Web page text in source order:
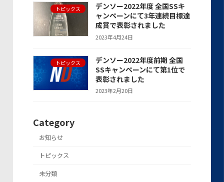
トピックス
デンソー2022年度 全国SSキ
ャンペーンにて3年連続目標達
成賞で表彰されました
2023年4月24日
トピックス
デンソー2022年度前期 全国
SSキャンペーンにて第1位で
表彰されました
2023年2月20日
Category
お知らせ
トピックス
未分類